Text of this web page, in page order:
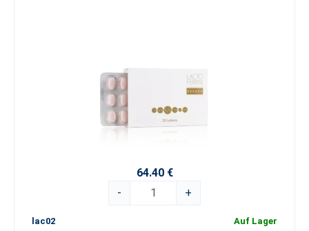
64.40 €
-
+
lac02 Auf Lager